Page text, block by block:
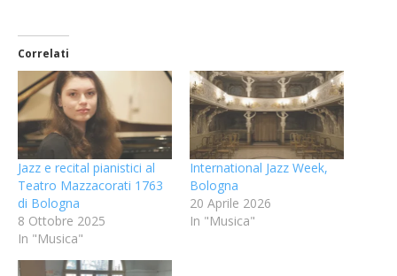
Correlati
Jazz e recital pianistici al
Teatro Mazzacorati 1763
di Bologna
8 Ottobre 2025
In "Musica"
International Jazz Week,
Bologna
20 Aprile 2026
In "Musica"